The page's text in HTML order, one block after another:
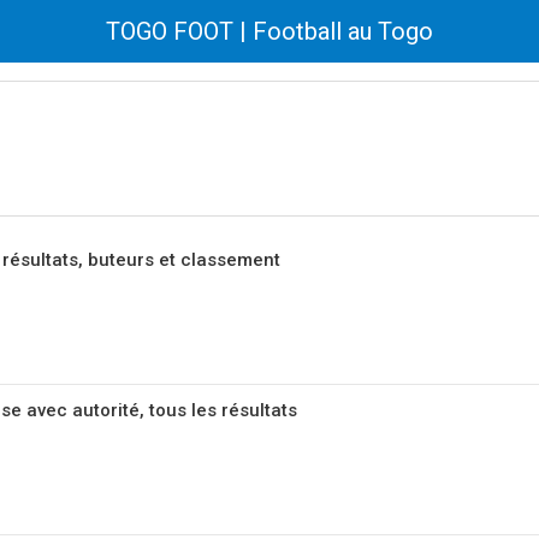
TOGO FOOT | Football au Togo
buteurs et classement
avec autorité, tous les résultats